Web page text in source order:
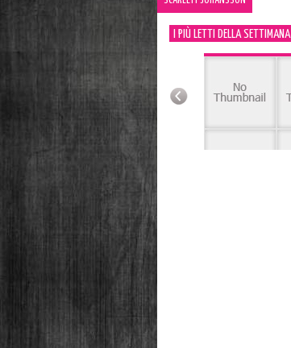
I PIÙ LETTI DELLA SETTIMANA